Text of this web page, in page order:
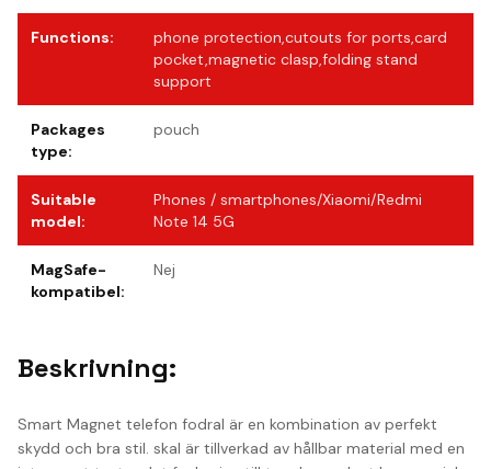
Functions:
phone protection,cutouts for ports,card
pocket,magnetic clasp,folding stand
support
Packages
type:
pouch
Suitable
model:
Phones / smartphones/Xiaomi/Redmi
Note 14 5G
MagSafe-
kompatibel:
Nej
Beskrivning:
Smart Magnet telefon fodral är en kombination av perfekt
skydd och bra stil. skal är tillverkad av hållbar material med en